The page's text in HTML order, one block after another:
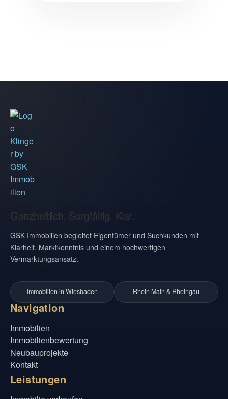
Ganzheitlich. Sorgfältig. Klar.
GSK Immobilien begleitet Eigentümer und Suchkunden mit
Klarheit, Marktkenntnis und einem hochwertigen
Vermarktungsansatz.
Immobilien in Wiesbaden Rhein Main & Rheingau
Navigation
Immobilien
Immobilienbewertung
Neubauprojekte
Kontakt
Leistungen